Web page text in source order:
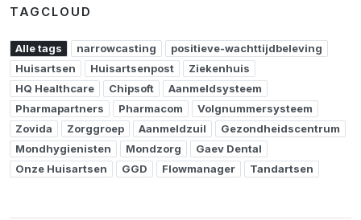
TAGCLOUD
Alle tags narrowcasting
positieve-wachttijdbeleving
Huisartsen
Huisartsenpost
Ziekenhuis
HQ Healthcare
Chipsoft
Aanmeldsysteem
Pharmapartners
Pharmacom
Volgnummersysteem
Zovida
Zorggroep Aanmeldzuil
Gezondheidscentrum
Mondhygienisten
Mondzorg
Gaev Dental
Onze Huisartsen
GGD Flowmanager Tandartsen